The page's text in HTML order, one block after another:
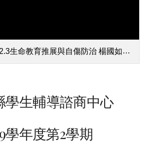
育推展與自傷防治 楊國如校長提供 僅供校內研習參考.pdf
學生輔導諮商中心
學年度第2學期